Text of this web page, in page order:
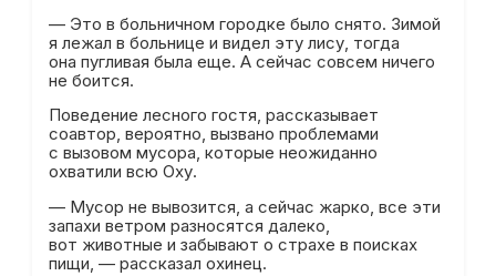
— Это в больничном городке было снято. Зимой
я лежал в больнице и видел эту лису, тогда
она пугливая была еще. А сейчас совсем ничего
не боится.
Поведение лесного гостя, рассказывает
соавтор, вероятно, вызвано проблемами
с вызовом мусора, которые неожиданно
охватили всю Оху.
— Мусор не вывозится, а сейчас жарко, все эти
запахи ветром разносятся далеко,
вот животные и забывают о страхе в поисках
пищи, — рассказал охинец.